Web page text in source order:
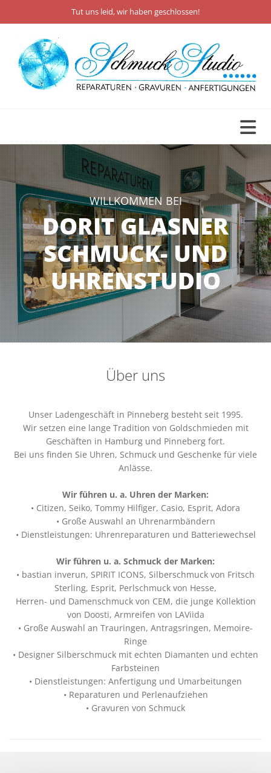
Zum Inhalt springenTut uns leid, wir haben geschlossen!
WILLKOMMEN BEI
DORIT GLASNER
SCHMUCK- UND
UHRENSTUDIO
Über uns
Unser Ladengeschäft in Pinneberg besteht seit 1995.
Wir setzen eine lange Tradition von Goldschmieden mit
Geschäften in Hamburg und Pinneberg fort.
Bei uns finden Sie Uhren, Schmuck und Geschenke für viele
Anlässe.
Wir führen u. a. Uhren der Marken:
• Citizen, Seiko, Tommy Hilfiger, Casio, Esprit, Adora
• Große Auswahl an Uhrenarmbändern
• Dienstleistungen: Uhrenreparaturen und Batteriewechsel
Wir führen u. a. Schmuck der Marken:
• bastian inverun, SPIRIT ICONS, Silberschmuck von Fritsch
Sterling, Esprit, Perlschmuck von Hesse,
Herren- und Damenschmuck von CEM, die junge Kollektion
von Doosti, Armreifen von LAViida
• Große Auswahl an Trauringen, Antragsringen, Memoire-
Ringe
• Designer Silberschmuck mit echten Diamanten und echten
Farbsteinen
• Dienstleistungen: Anfertigung und Umarbeitungen
• Reparaturen und Perlenaufziehen
• Gravuren von Schmuck